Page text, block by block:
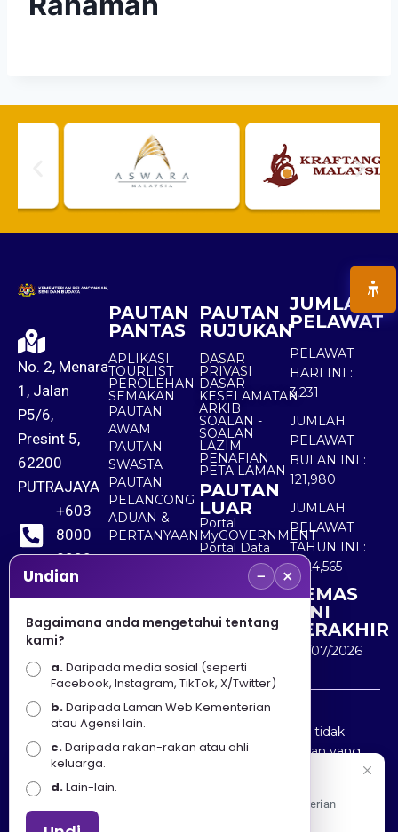
No. 2, Menara
1, Jalan
P5/6,
Presint 5,
62200
PUTRAJAYA
+603
8000
8000
+603
8891
7100
PAUTAN
PANTAS
APLIKASI
TOURLIST
PEROLEHAN
SEMAKAN
PAUTAN
AWAM
PAUTAN
SWASTA
PAUTAN
PELANCONG
ADUAN &
PERTANYAAN
PAUTAN
RUJUKAN
DASAR
PRIVASI
DASAR
KESELAMATAN
ARKIB
SOALAN -
SOALAN
LAZIM
PENAFIAN
PETA LAMAN
PAUTAN
LUAR
Portal
MyGOVERNMENT
Portal Data
Terbuka
Sektor Awam
JUMLAH
PELAWAT
PELAWAT
HARI INI :
3,231
JUMLAH
PELAWAT
BULAN INI :
121,980
JUMLAH
PELAWAT
TAHUN INI :
5,524,565
KEMAS
KINI
TERAKHIR
30/07/2026
Penafian : Kerajaan Malaysia dan Kementerian
Pelancongan Seni dan Budaya (MOTAC) adalah tidak
bertanggungjawab atas kehilangan atau kerugian yang
disebabkan oleh penggunaan mana-mana maklumat
yang diperolehi dari portal ini.
Undian − ×
Bagaimana anda mengetahui tentang
kami?
a.Daripada media sosial (seperti
Facebook, Instagram, TikTok, X/Twitter)
b.Daripada Laman Web Kementerian
atau Agensi lain.
c.Daripada rakan-rakan atau ahli
keluarga.
d.Lain-lain.
Apa Khabar! Selamat datang ke Portal Rasmi Kementerian
Pelancongan, Seni dan Budaya